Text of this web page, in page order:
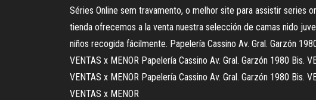
Séries Online sem travamento, o melhor site para assistir series
tienda ofrecemos a la venta nuestra selección de camas nido
niños recogida fácilmente. Papelería Cassino Av. Gral. Garzón
VENTAS x MENOR Papelería Cassino Av. Gral. Garzón 1980 Bis.
VENTAS x MENOR Papelería Cassino Av. Gral. Garzón 1980 Bis.
VENTAS x MENOR